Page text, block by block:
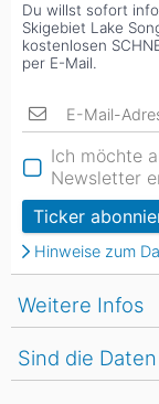
Du willst sofort
Skigebiet Lake
kostenlosen
per E-Mail.
E-Mail-
Ich möchte
Newsletter
Ticker
Hinweise zum
Weitere Infos
Sind die